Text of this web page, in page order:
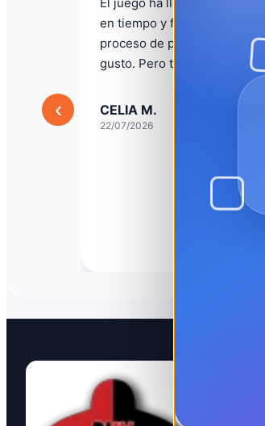
‹
en tiempo y forma
proceso de pago un poco
gusto. Pero todo ok. Gracias!
CELIA M.
22/07/2026